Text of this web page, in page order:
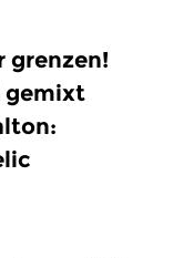
grenzen!
gemixt